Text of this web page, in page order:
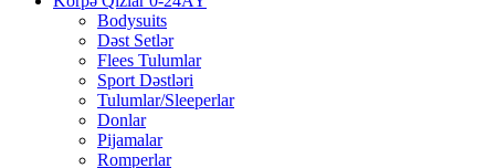
Bodysuits
Dəst Setlər
Flees Tulumlar
Sport Dəstləri
Tulumlar/Sleeperlar
Donlar
Pijamalar
Romperlar